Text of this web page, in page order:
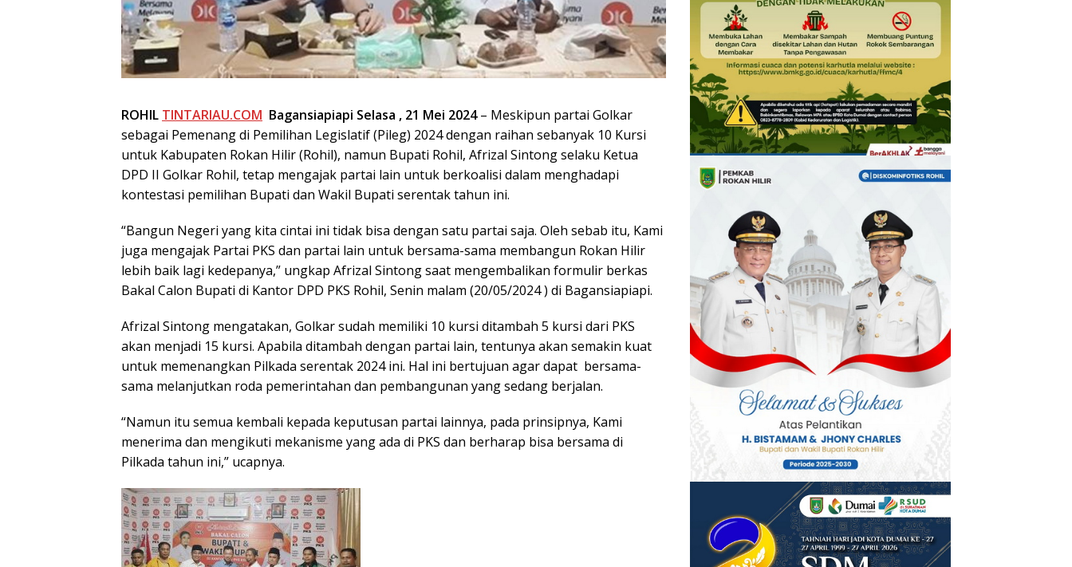
ROHIL TINTARIAU.COM Bagansiapiapi Selasa , 21 Mei 2024– Meskipun partai Golkar
sebagai Pemenang di Pemilihan Legislatif (Pileg) 2024 dengan raihan sebanyak 10 Kursi
untuk Kabupaten Rokan Hilir (Rohil), namun Bupati Rohil, Afrizal Sintong selaku Ketua
DPD II Golkar Rohil, tetap mengajak partai lain untuk berkoalisi dalam menghadapi
kontestasi pemilihan Bupati dan Wakil Bupati serentak tahun ini.
“Bangun Negeri yang kita cintai ini tidak bisa dengan satu partai saja. Oleh sebab itu, Kami
juga mengajak Partai PKS dan partai lain untuk bersama-sama membangun Rokan Hilir
lebih baik lagi kedepanya,” ungkap Afrizal Sintong saat mengembalikan formulir berkas
Bakal Calon Bupati di Kantor DPD PKS Rohil, Senin malam (20/05/2024 ) di Bagansiapiapi.
Afrizal Sintong mengatakan, Golkar sudah memiliki 10 kursi ditambah 5 kursi dari PKS
akan menjadi 15 kursi. Apabila ditambah dengan partai lain, tentunya akan semakin kuat
untuk memenangkan Pilkada serentak 2024 ini. Hal ini bertujuan agar dapat bersama-
sama melanjutkan roda pemerintahan dan pembangunan yang sedang berjalan.
“Namun itu semua kembali kepada keputusan partai lainnya, pada prinsipnya, Kami
menerima dan mengikuti mekanisme yang ada di PKS dan berharap bisa bersama di
Pilkada tahun ini,” ucapnya.